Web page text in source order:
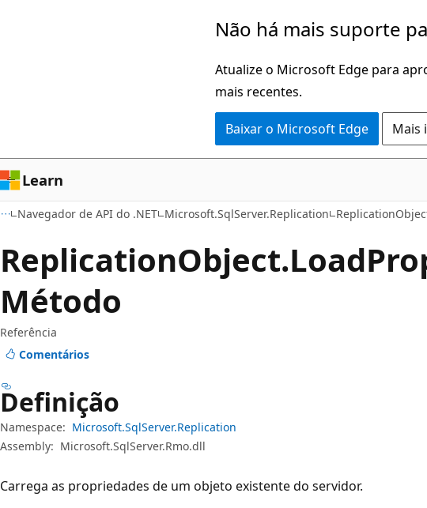
na
página
Não há mais suporte
Atualize o Microsoft Edge para
mais recentes.
Baixar o Microsoft Edge Mais
Learn
Navegador de API do .NET Microsoft.SqlServer.Replication
ReplicationObject.Load
Método
Referência
Comentários
Definição
Namespace: Microsoft.SqlServer.Replication
Assembly: Microsoft.SqlServer.Rmo.dll
Carrega as propriedades de um objeto existente do servidor.